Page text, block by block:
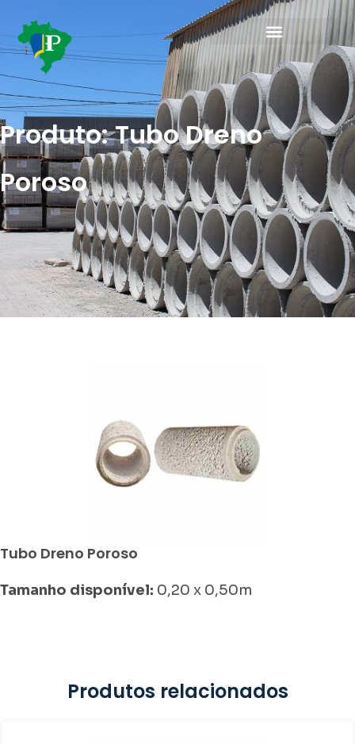
Produto: Tubo Dreno
Poroso
Tubo Dreno Poroso
Tamanho disponível: 0,20 x 0,50m
Produtos relacionados